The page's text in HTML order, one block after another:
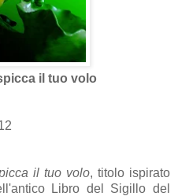
il tuo volo
il tuo volo, titolo ispirato
Libro del Sigillo del